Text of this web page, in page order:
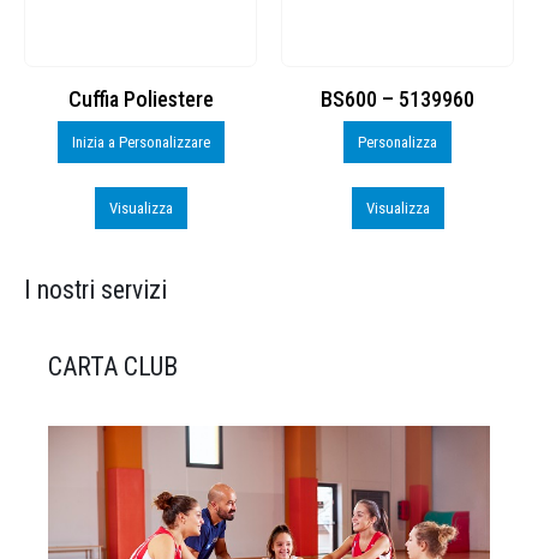
Cuffia Poliestere
Inizia a Personalizzare
Visualizza
BS600 – 5139960
Personalizza
Visualizza
I nostri servizi
CARTA CLUB